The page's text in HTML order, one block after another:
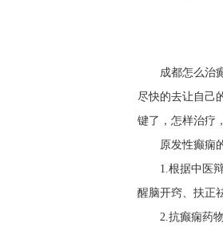
成都怎么治
尽快的去让自己
键了，怎样治疗
原发性癫痫
1.根据中医
醒脑开窍、扶正
2.抗癫痫药